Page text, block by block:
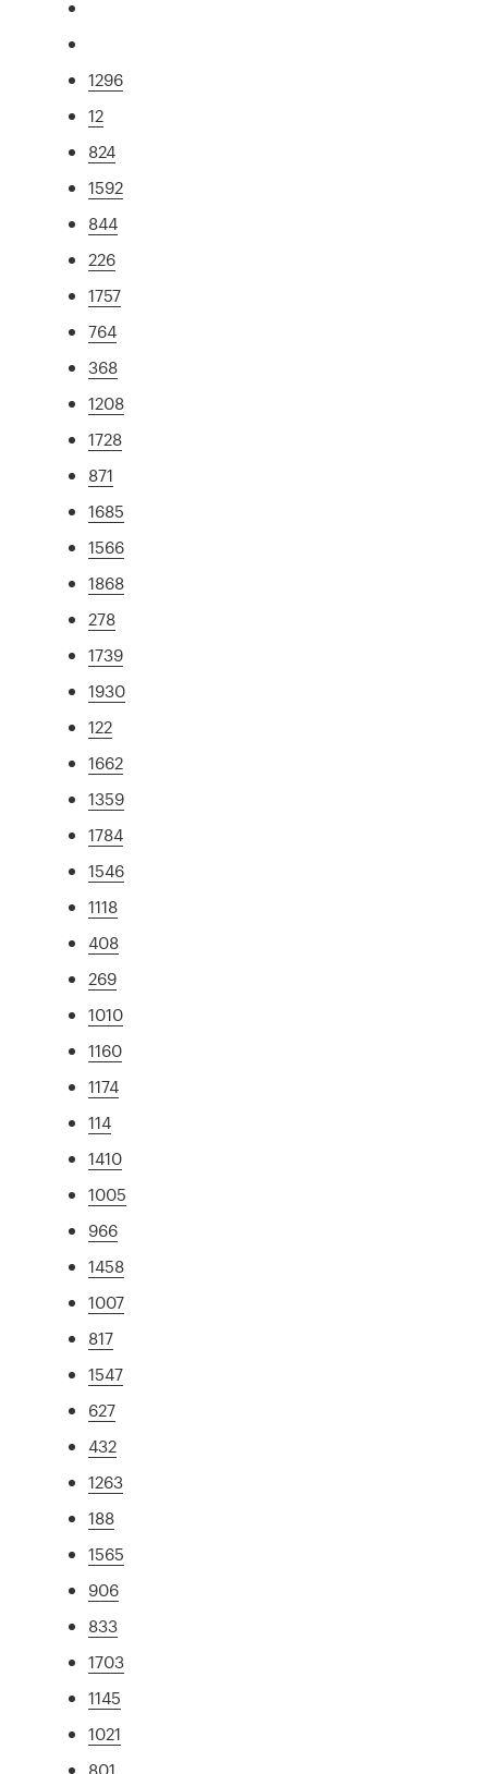
1296
12
824
1592
844
226
1757
764
368
1208
1728
871
1685
1566
1868
278
1739
1930
122
1662
1359
1784
1546
1118
408
269
1010
1160
1174
114
1410
1005
966
1458
1007
817
1547
627
432
1263
188
1565
906
833
1703
1145
1021
801